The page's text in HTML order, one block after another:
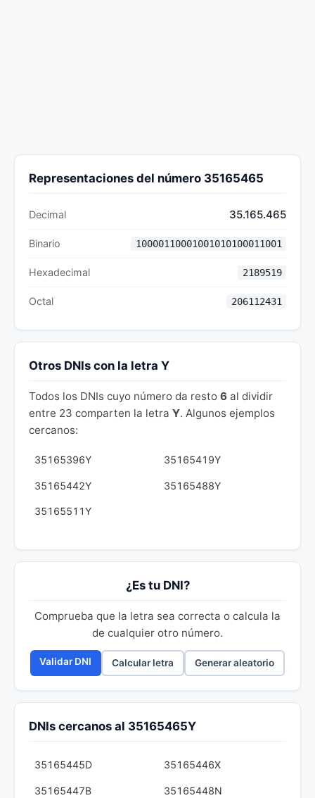
Representaciones del número 35165465
Decimal 35.165.465
Binario 10000110001001010100011001
Hexadecimal 2189519
Octal 206112431
Otros DNIs con la letra Y
Todos los DNIs cuyo número da resto 6 al dividir
entre 23 comparten la letra Y. Algunos ejemplos
cercanos:
35165396Y 35165419Y
35165442Y 35165488Y
35165511Y
¿Es tu DNI?
Comprueba que la letra sea correcta o calcula la
de cualquier otro número.
Validar DNI Calcular letra Generar aleatorio
DNIs cercanos al 35165465Y
35165445D 35165446X
35165447B 35165448N